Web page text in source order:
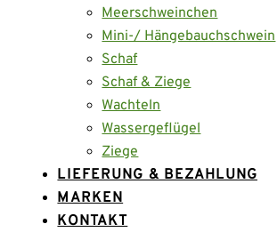
Meerschweinchen
Mini-/ Hängebauchschwein
Schaf
Schaf & Ziege
Wachteln
Wassergeflügel
Ziege
LIEFERUNG & BEZAHLUNG
MARKEN
KONTAKT